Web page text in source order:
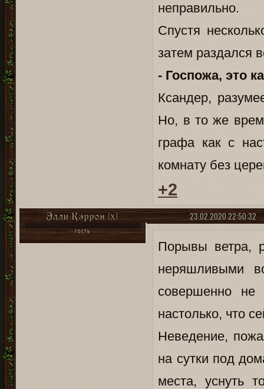
неправильно.
Спустя
затем раздался
- Госпожа, это
Ксандер,
Но, в то же
графа как с
комнату без
+2
23.02.2020 22:50:32
Элли Кэррон [X]
ГОСТЬ
Порывы ветра,
неряшливыми
совершенно
настолько, что
Неведение,
на сутки под
места, уснуть